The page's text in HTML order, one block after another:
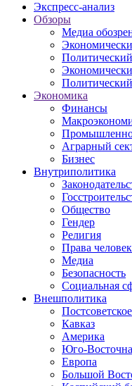
Экспресс-анализ
Обзоры
Медиа
Экономика
Финансы
Аграрный
Бизнес
Внутриполитика
Общество
Гендер
Религия
Права
Медиа
Безопасность
Социальная
Внешполитика
Кавказ
Америка
Юго-
Европа
Большой